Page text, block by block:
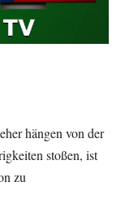
hängen von der
stoßen, ist
zu